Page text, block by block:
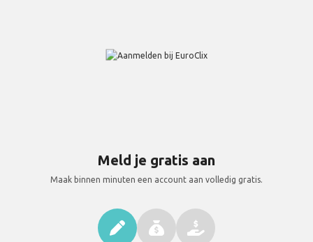
Meld je gratis aan
Maak binnen minuten een account aan volledig gratis.